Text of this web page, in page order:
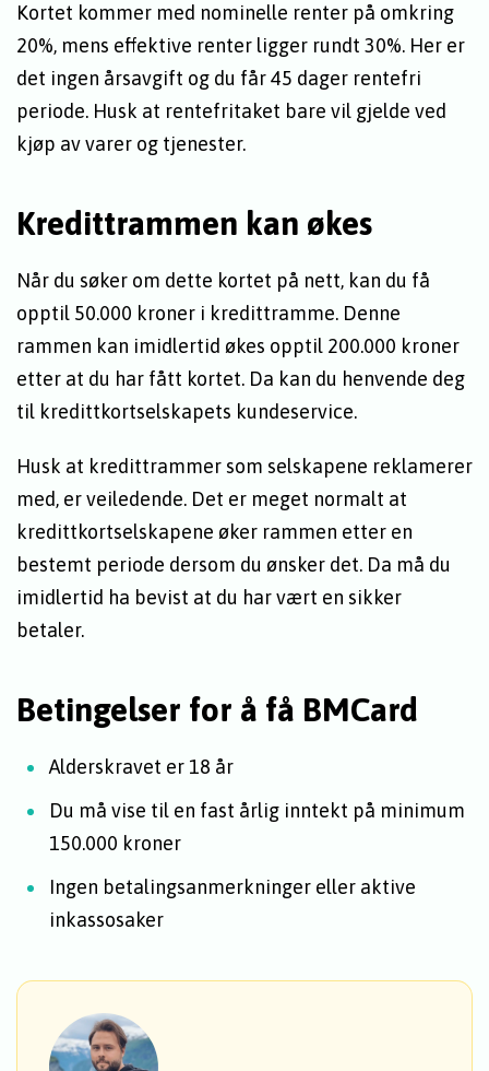
Kortet kommer med nominelle renter på omkring
20%, mens effektive renter ligger rundt 30%. Her er
det ingen årsavgift og du får 45 dager rentefri
periode. Husk at rentefritaket bare vil gjelde ved
kjøp av varer og tjenester.
Kredittrammen kan økes
Når du søker om dette kortet på nett, kan du få
opptil 50.000 kroner i kredittramme. Denne
rammen kan imidlertid økes opptil 200.000 kroner
etter at du har fått kortet. Da kan du henvende deg
til kredittkortselskapets kundeservice.
Husk at kredittrammer som selskapene reklamerer
med, er veiledende. Det er meget normalt at
kredittkortselskapene øker rammen etter en
bestemt periode dersom du ønsker det. Da må du
imidlertid ha bevist at du har vært en sikker
betaler.
Betingelser for å få BMCard
Alderskravet er 18 år
Du må vise til en fast årlig inntekt på minimum
150.000 kroner
Ingen betalingsanmerkninger eller aktive
inkassosaker